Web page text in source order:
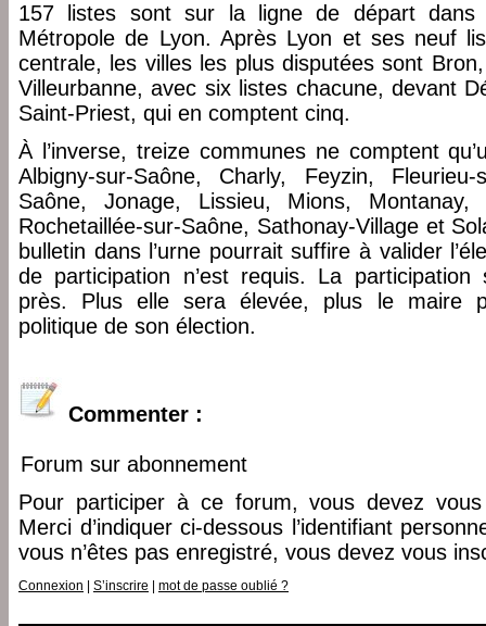
157 listes sont sur la ligne de départ
Métropole de Lyon. Après Lyon et ses neuf
centrale, les villes les plus disputées sont
Villeurbanne, avec six listes chacune, devant
Saint-Priest, qui en comptent cinq.
À l’inverse, treize communes ne comptent
Albigny-sur-Saône, Charly, Feyzin, Fleurieu-
Saône, Jonage, Lissieu, Mions, Montanay,
Rochetaillée-sur-Saône, Sathonay-Village et
bulletin dans l’urne pourrait suffire à valider
de participation n’est requis. La
près. Plus elle sera élevée, plus le maire
politique de son élection.
Commenter :
Forum sur abonnement
Pour participer à ce forum, vous devez
Merci d’indiquer ci-dessous l’identifiant
vous n’êtes pas enregistré, vous devez vous
Connexion S’inscrire mot de passe oublié ?